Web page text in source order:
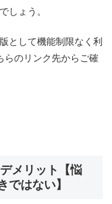
しょう。
として機能制限なく利
らのリンク先からご確
メリット【悩
ではない】